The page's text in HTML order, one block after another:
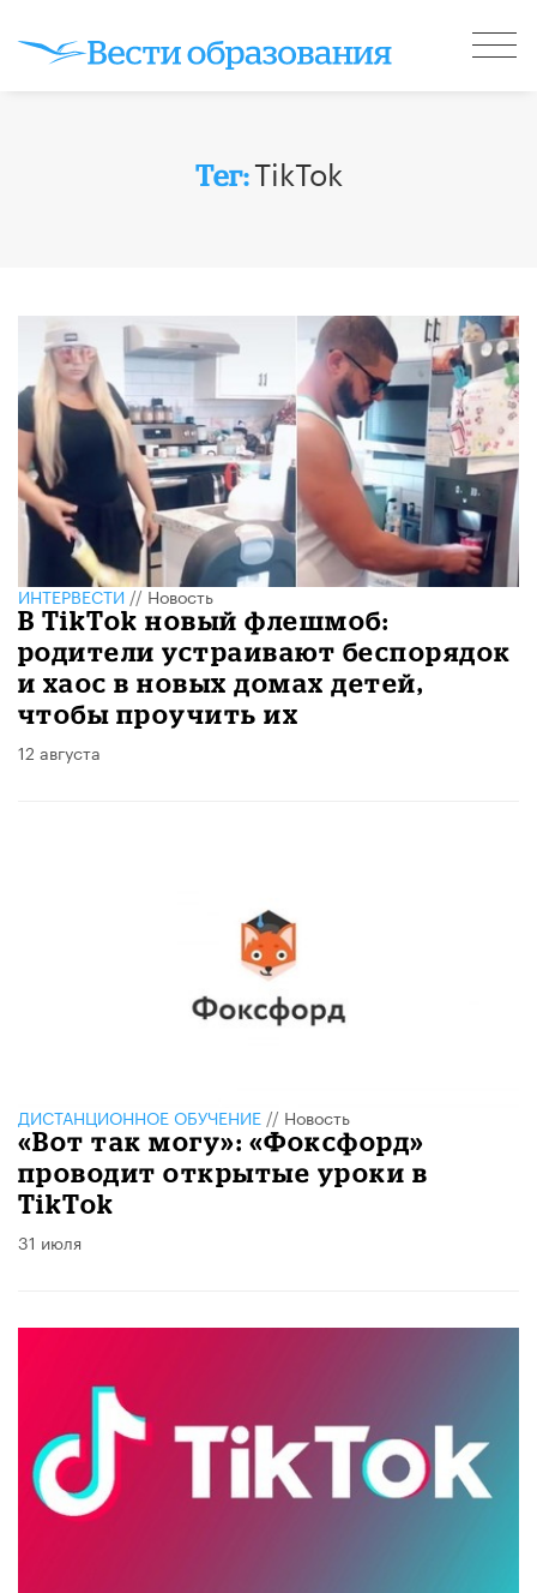
Тег:TikTok
ИНТЕРВЕСТИ//Новость
В TikTok новый флешмоб:
родители устраивают беспорядок
и хаос в новых домах детей,
чтобы проучить их
12 августа
ДИСТАНЦИОННОЕ ОБУЧЕНИЕ // Новость
​«Вот так могу»: «Фоксфорд»
проводит открытые уроки в
TikTok
31 июля